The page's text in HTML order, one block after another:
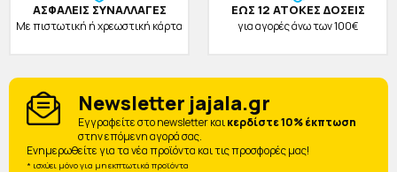
ΑΣΦΑΛΕΙΣ ΣΥΝΑΛΛΑΓΕΣ
Με πιστωτική ή χρεωστική κάρτα
ΕΩΣ 12 ΑΤΟΚΕΣ ΔΟΣΕΙΣ
για αγορές άνω των 100€
Newsletter jajala.gr
Eγγραφείτε στο newsletter καικερδίστε 10% έκπτωση
στην επόμενη αγορά σας.
Ενημερωθείτε για τα νέα προϊόντα και τις προσφορές μας!
* ισχύει μόνο για μη εκπτωτικά προϊόντα